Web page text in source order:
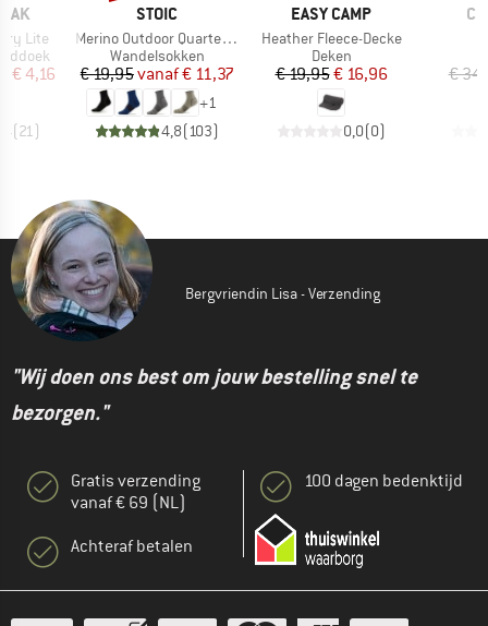
Lite
prijs
€ 4,16
(21)
MERK
STOIC
Artikel
Merino Outdoor Quarter Socks Tech
Productgroep
Wandelsokken
Prijs
€ 19,95 Verlaagde prijs
vanaf€ 11,37
+1
4,8(103)
MERK
EASY CAMP
Artikel
Heather Fleece-Decke
Productgroep
Deken
Prijs
€ 19,95Verlaagde prijs
€ 16,96
0,0(0)
€
Bergvriendin Lisa - Verzending
"Wij doen ons best om jouw bestelling snel te
bezorgen."
Gratis verzending
vanaf € 69 (NL)
Achteraf betalen
100 dagen bedenktijd